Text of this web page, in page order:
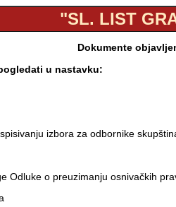
"SL. LIST
Dokumente
u nastavku:
izbora za odbornike
Odluke o preuzimanju osnivačkih